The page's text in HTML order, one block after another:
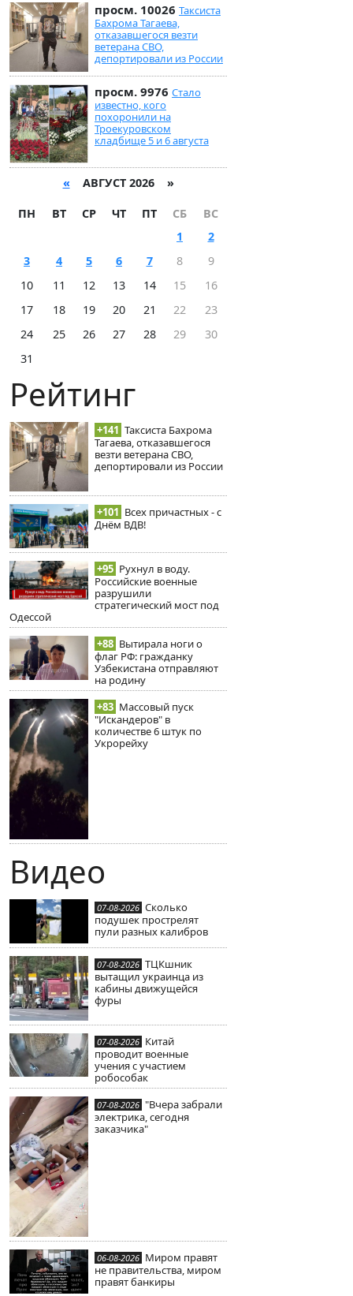
просм. 10026 Таксиста
Бахрома Тагаева,
отказавшегося везти
ветерана СВО,
депортировали из России
просм. 9976 Стало
известно, кого
похоронили на
Троекуровском
кладбище 5 и 6 августа
« АВГУСТ 2026 »
ПН ВТ СР ЧТ ПТ СБ
ВС
1
2
3
4 5 6 7 8
9
10
11 12 13 14 15
16
17
18 19 20 21 22
23
24
25 26 27 28 29
30
31
Рейтинг
+141 Таксиста Бахрома
Тагаева, отказавшегося
везти ветерана СВО,
депортировали из России
+101 Всех причастных - с
Днём ВДВ!
+95 Рухнул в воду.
Российские военные
разрушили
стратегический мост под
Одессой
+88 Вытирала ноги о
флаг РФ: гражданку
Узбекистана отправляют
на родину
+83 Массовый пуск
"Искандеров" в
количестве 6 штук по
Укрорейху
Видео
07-08-2026 Сколько
подушек прострелят
пули разных калибров
07-08-2026 ТЦКшник
вытащил украинца из
кабины движущейся
фуры
07-08-2026 Китай
проводит военные
учения с участием
робособак
07-08-2026 "Вчера забрали
электрика, сегодня
заказчика"
06-08-2026 Миром правят
не правительства, миром
правят банкиры